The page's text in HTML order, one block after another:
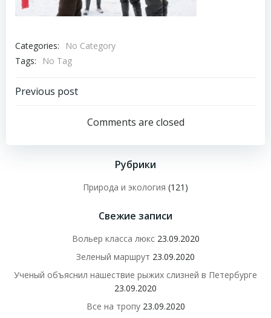
Categories:
No Category
Tags:
No Tag
Навигация
записям
Previous post
Comments are closed
Рубрики
Природа и экология (121)
Свежие записи
Вольер класса люкс 23.09.2020
Зеленый маршрут 23.09.2020
Ученый объяснил нашествие рыжих слизней в Петербурге
23.09.2020
Все на тропу 23.09.2020